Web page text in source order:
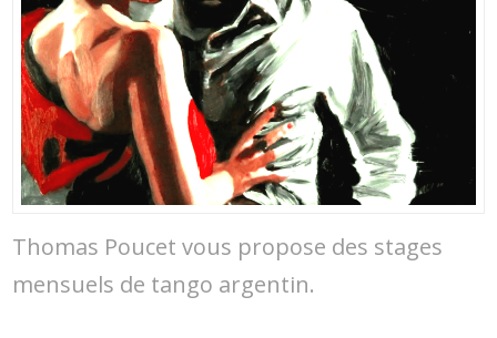
Thomas Poucet vous propose des stages
mensuels de tango argentin.